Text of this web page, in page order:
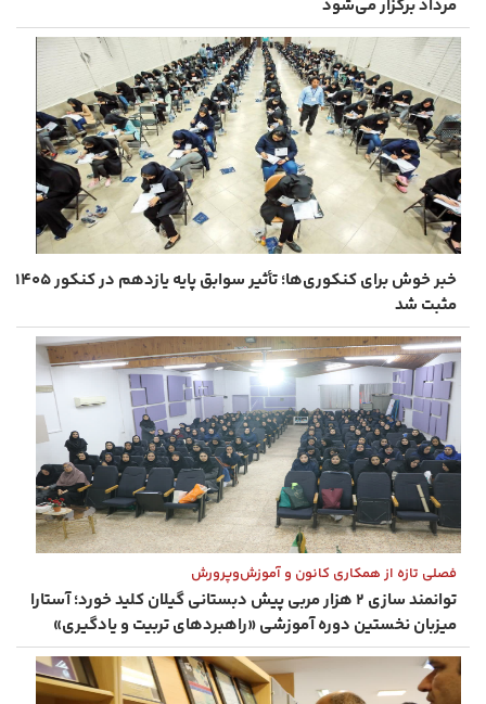
مرداد برگزار می‌شود
خبر خوش برای کنکوری‌ها؛ تأثیر سوابق پایه یازدهم در کنکور ۱۴۰۵
مثبت شد
فصلی تازه از همکاری کانون و آموزش‌وپرورش
توانمند سازی ۲ هزار مربی پیش‌ دبستانی گیلان کلید خورد؛ آستارا
میزبان نخستین دوره آموزشی «راهبردهای تربیت و یادگیری»